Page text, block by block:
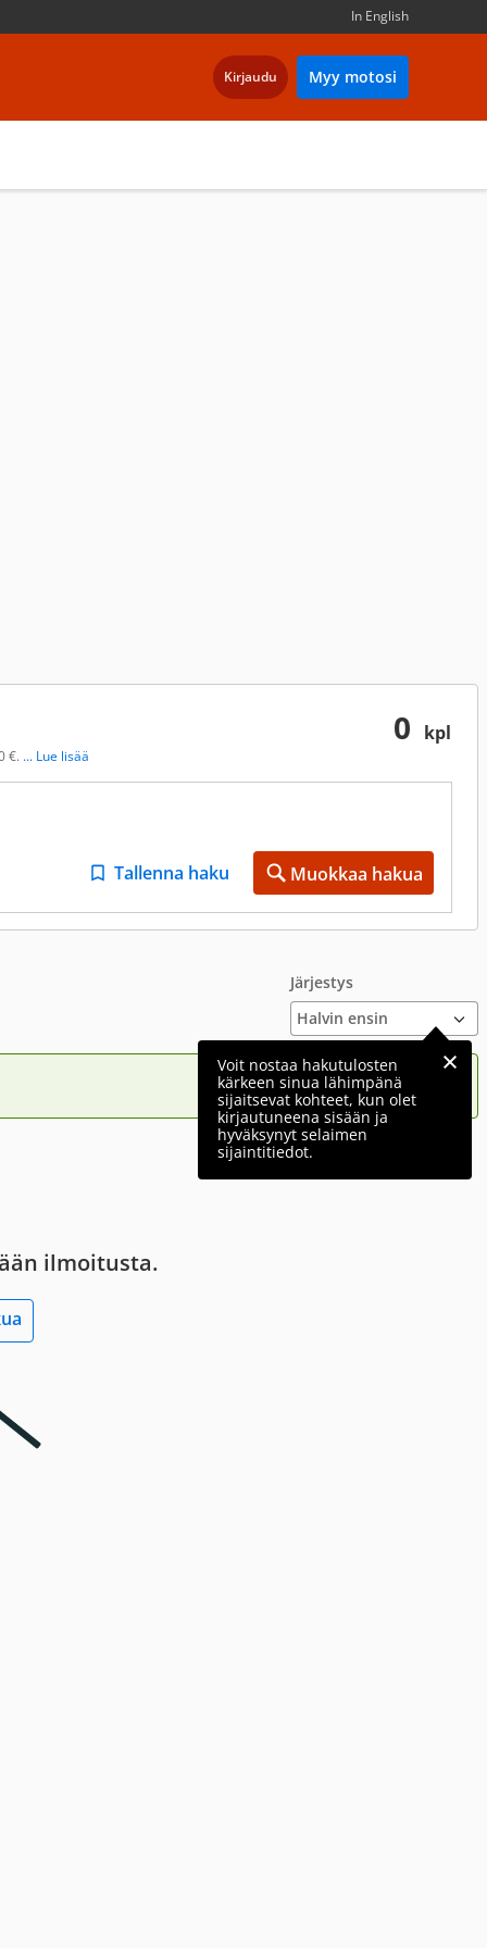
In English
Kirjaudu Myy motosi
0 kpl
€. ... Lue lisää
Tallenna haku Muokkaa hakua
Järjestys
Voit nostaa hakutulosten
kärkeen sinua lähimpänä
sijaitsevat kohteet, kun olet
kirjautuneena sisään ja
hyväksynyt selaimen
sijaintitiedot.
ilmoitusta.